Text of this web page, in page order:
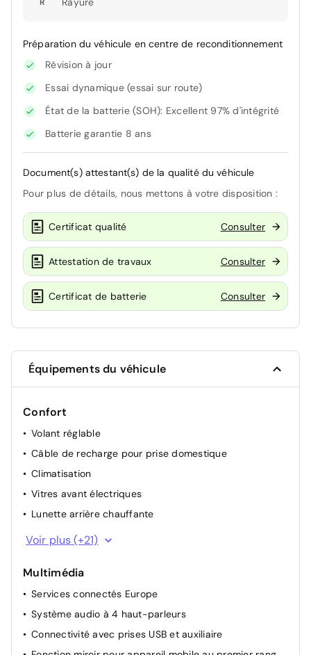
R
Préparation du véhicule en centre de reconditionnement
Révision à jour
Essai dynamique (essai sur route)
État de la batterie (SOH): Excellent 97% d'intégrité
Batterie garantie 8 ans
Document(s) attestant(s) de la qualité du véhicule
Pour plus de détails, nous mettons à votre disposition :
Certificat qualité Consulter
Attestation de travaux Consulter
Certificat de batterie Consulter
Équipements du véhicule
Confort
Volant réglable
Câble de recharge pour prise domestique
Climatisation
Vitres avant électriques
Lunette arrière chauffante
Vitrage athermique
Capteur de luminosité
Essuie-glace arrière
Direction assistée électrique
Pare-brise chauffant au niveau des essuie-glaces
Voir plus (+21)
Multimédia
Services connectés Europe
Système audio à 4 haut-parleurs
Connectivité avec prises USB et auxiliaire